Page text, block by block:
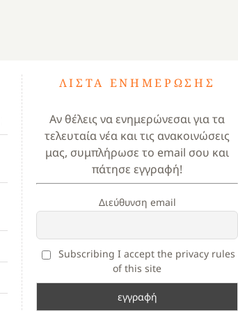
ΛΊΣΤΑ ΕΝΗΜΈΡΩΣΗΣ
Αν θέλεις να ενημερώνεσαι για τα
τελευταία νέα και τις ανακοινώσεις
μας, συμπλήρωσε το email σου και
πάτησε εγγραφή!
Διεύθυνση email
Subscribing I accept the privacy rules
of this site